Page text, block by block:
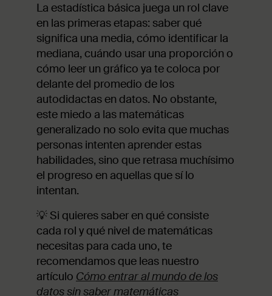
La estadística básica juega un rol clave
en las primeras etapas: saber qué
significa una media, cómo identificar la
mediana, cuándo usar una proporción o
cómo leer un gráfico ya te coloca por
delante del promedio de los
autodidactas en datos. No obstante,
este miedo a las matemáticas
generalizado no solo evita que muchas
personas intenten aprender estas
habilidades, sino que retrasa muchísimo
el progreso en aquellas que sí lo
intentan.
💡 Si quieres saber en qué consiste
cada rol y qué nivel de matemáticas
necesitas para cada uno, te
recomendamos que leas nuestro
artículo Cómo entrar al mundo de los
datos sin saber matemáticas